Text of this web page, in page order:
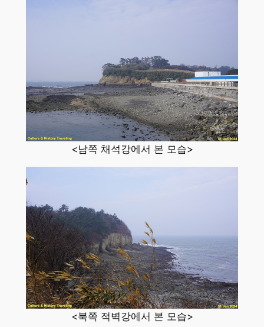
<남쪽 채석강에서 본 모습>
<북쪽 적벽강에서 본 모습>